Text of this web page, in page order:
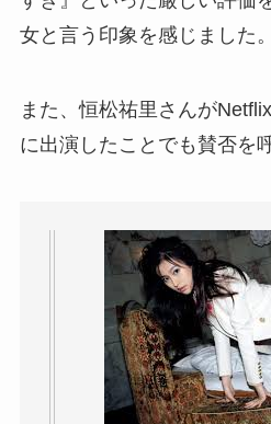
女と言う印象を感じました。
また、恒松祐里さんが
に出演したことでも賛否を